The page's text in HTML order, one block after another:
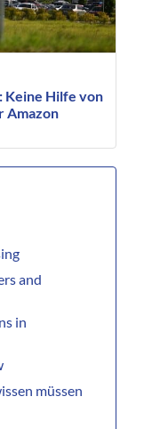
Keine Hilfe von
Amazon
and
in
müssen